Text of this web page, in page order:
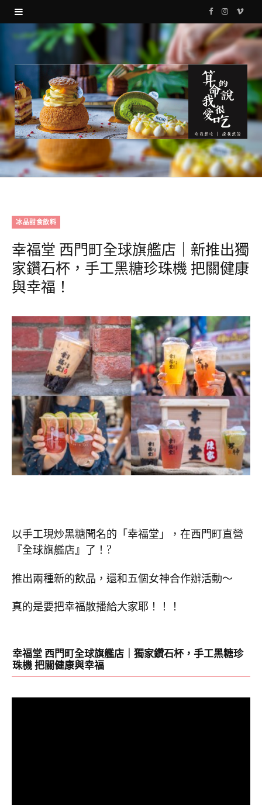
F
a
c
e
b
o
k
I
s
g
r
a
V
i
冰品甜食飲料
幸福堂 西門町全球旗艦店｜新推出獨
家鑽石杯，手工黑糖珍珠機 把關健康
與幸福！
以手工現炒黑糖聞名的「幸福堂」，在西門町直營
『全球旗艦店』了！ ?
推出兩種新的飲品，還和五個女神合作辦活動～
真的是要把幸福散播給大家耶！！！
幸福堂 西門町全球旗艦店｜獨家鑽石杯，手工黑糖珍
珠機 把關健康與幸福